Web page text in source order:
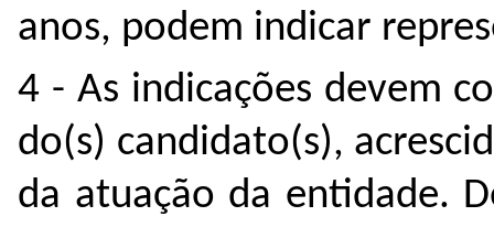
anos, podem indicar
4 - As indicações devem
do(s) candidato(s),
da atuação da entidade.